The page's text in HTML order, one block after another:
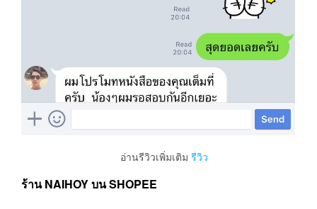
อ่านรีวิวเพิ่มเติม รีวิว
ร้าน NAIHOY บน SHOPEE